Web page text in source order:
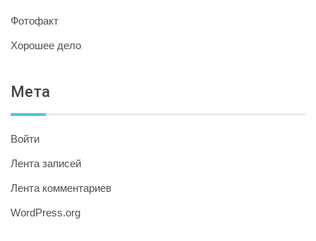
Фотофакт
Хорошее дело
Мета
Войти
Лента записей
Лента комментариев
WordPress.org